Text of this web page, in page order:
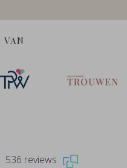
VAN
536 reviews